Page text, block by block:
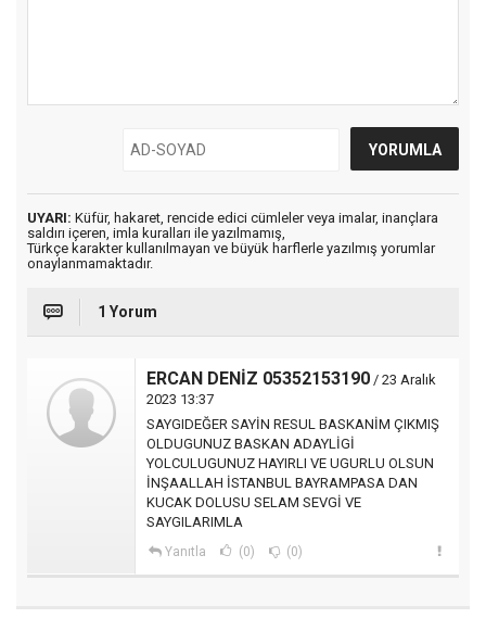
UYARI: Küfür, hakaret, rencide edici cümleler veya imalar, inançlara
saldırı içeren, imla kuralları ile yazılmamış,
Türkçe karakter kullanılmayan ve büyük harflerle yazılmış yorumlar
onaylanmamaktadır.
1 Yorum
ERCAN DENİZ 05352153190 / 23 Aralık
2023 13:37
SAYGIDEĞER SAYİN RESUL BASKANİM ÇIKMIŞ
OLDUGUNUZ BASKAN ADAYLİGİ
YOLCULUGUNUZ HAYIRLI VE UGURLU OLSUN
İNŞAALLAH İSTANBUL BAYRAMPASA DAN
KUCAK DOLUSU SELAM SEVGİ VE
SAYGILARIMLA
Yanıtla (0) (0)